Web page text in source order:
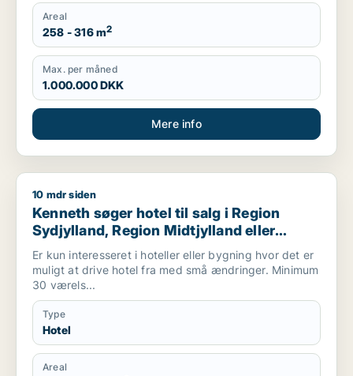
Areal
258 - 316 m2
Max. per måned
1.000.000 DKK
Mere info
Kenneth søger hotel til salg i Region Sydjylland, Region
10 mdr siden
Kenneth søger hotel til salg i Region
Sydjylland, Region Midtjylland eller
Mariager
Er kun interesseret i hoteller eller bygning hvor det er
muligt at drive hotel fra med små ændringer. Minimum
30 værels...
Type
Hotel
Areal